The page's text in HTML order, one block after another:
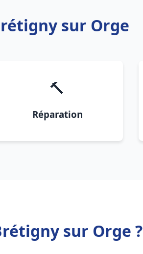
sur Orge
🔨
Réparation
sur Orge ?